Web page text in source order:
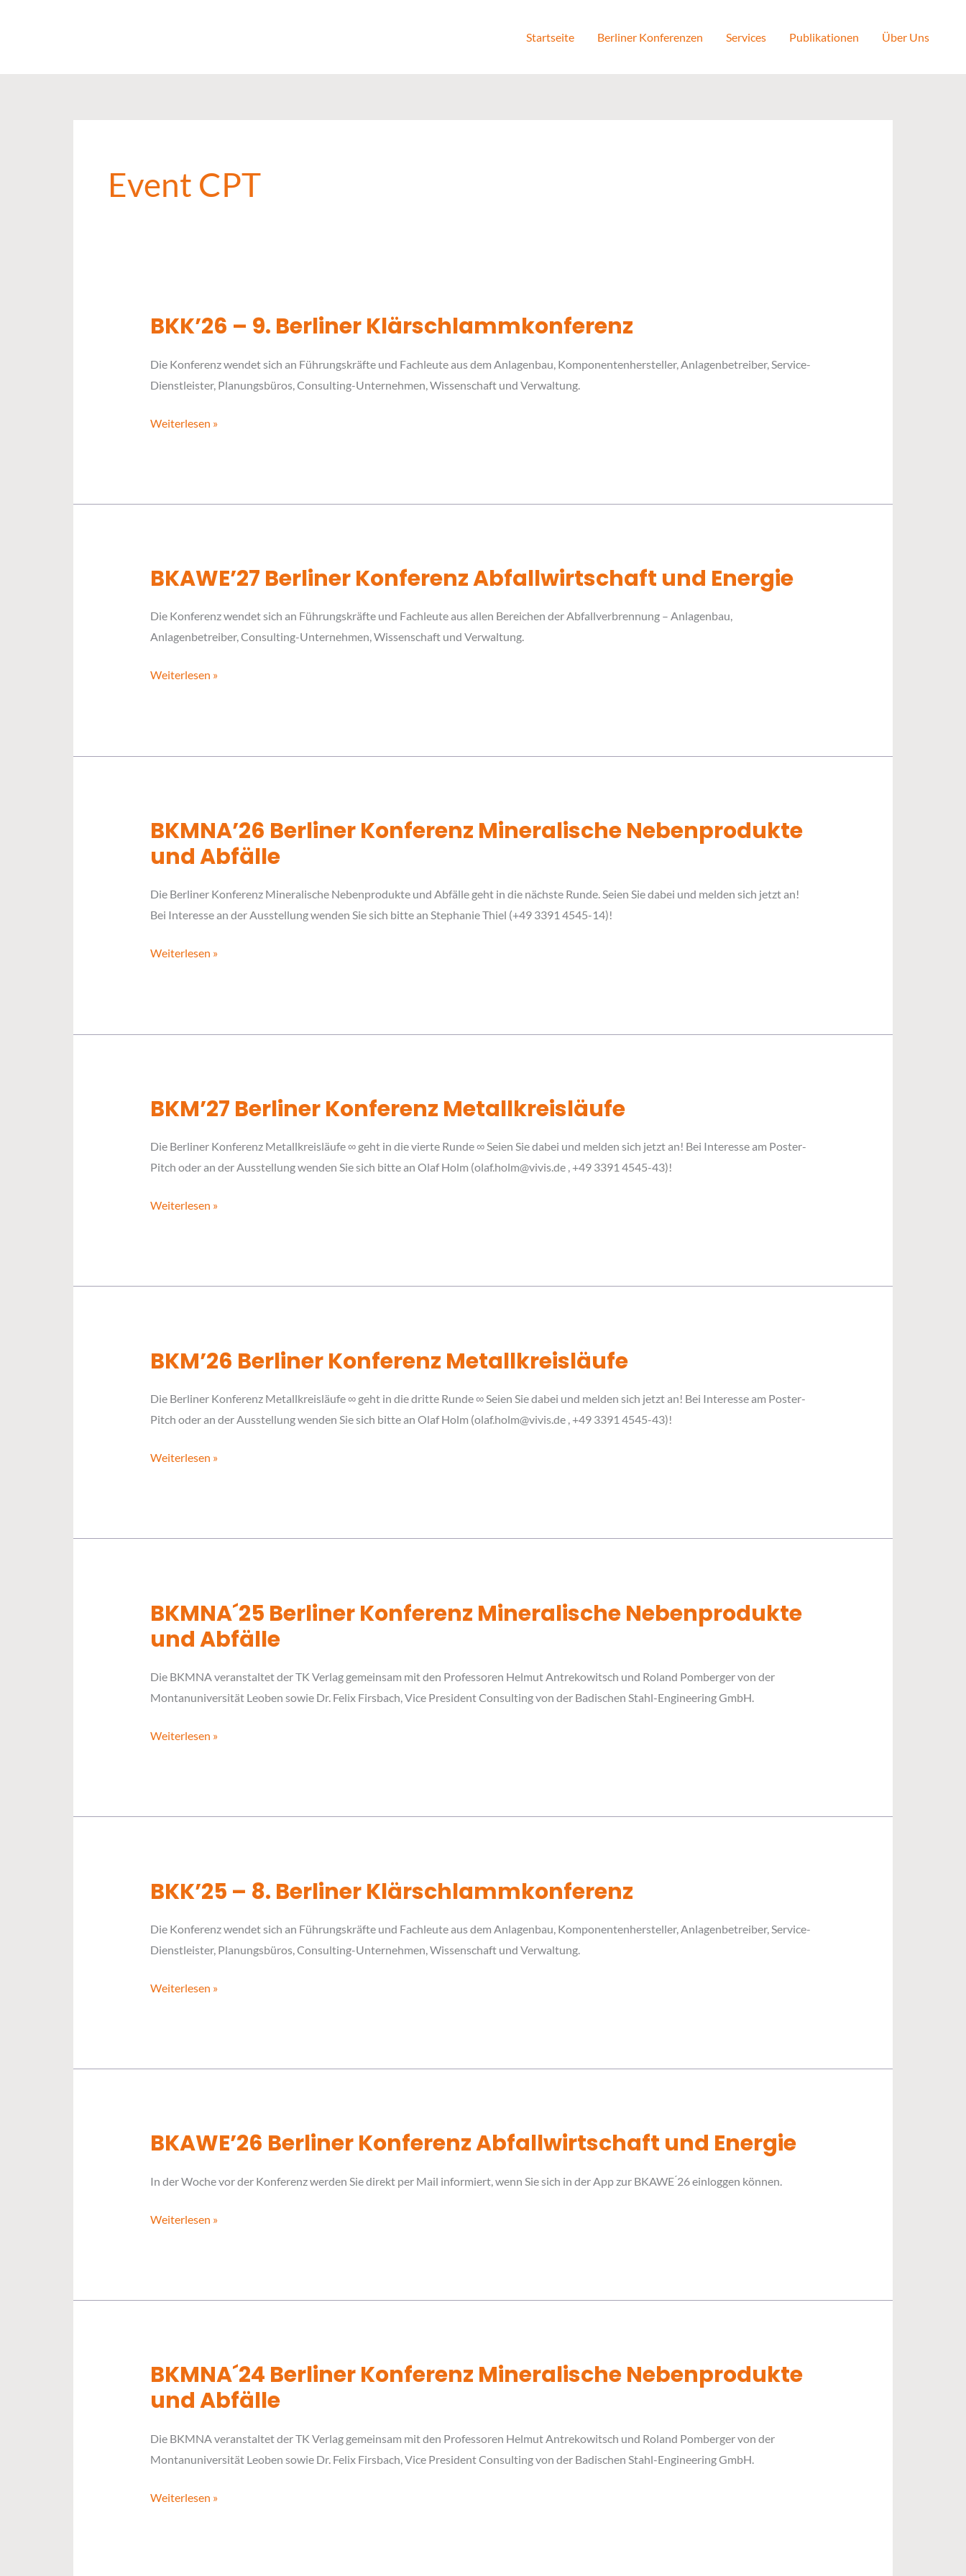
Startseite Berliner Konferenzen Services Publikationen Über Uns
Event CPT
BKK’26 – 9. Berliner Klärschlammkonferenz
Die Konferenz wendet sich an Führungskräfte und Fachleute aus dem Anlagenbau, Komponentenhersteller, Anlagenbetreiber, Service-
Dienstleister, Planungsbüros, Consulting-Unternehmen, Wissenschaft und Verwaltung.
BKK’26
9.
Berliner
Weiterlesen »
BKAWE’27 Berliner Konferenz Abfallwirtschaft und Energie
Die Konferenz wendet sich an Führungskräfte und Fachleute aus allen Bereichen der Abfallverbrennung – Anlagenbau,
Anlagenbetreiber, Consulting-Unternehmen, Wissenschaft und Verwaltung.
BKAWE’27
Konferenz
Abfallwirtschaft
Energie
Weiterlesen »
BKMNA’26 Berliner Konferenz Mineralische Nebenprodukte
und Abfälle
Die Berliner Konferenz Mineralische Nebenprodukte und Abfälle geht in die nächste Runde. Seien Sie dabei und melden sich jetzt an!
Bei Interesse an der Ausstellung wenden Sie sich bitte an Stephanie Thiel (+49 3391 4545-14)!
BKMNA’26
Berliner
Mineralische
Nebenprodukte
Abfälle
Weiterlesen »
BKM’27 Berliner Konferenz Metallkreisläufe
Die Berliner Konferenz Metallkreisläufe ∞ geht in die vierte Runde ∞ Seien Sie dabei und melden sich jetzt an! Bei Interesse am Poster-
Pitch oder an der Ausstellung wenden Sie sich bitte an Olaf Holm (olaf.holm@vivis.de , +49 3391 4545-43)!
BKM’27
Konferenz
Metallkreisläufe
Weiterlesen »
BKM’26 Berliner Konferenz Metallkreisläufe
Die Berliner Konferenz Metallkreisläufe ∞ geht in die dritte Runde ∞ Seien Sie dabei und melden sich jetzt an! Bei Interesse am Poster-
Pitch oder an der Ausstellung wenden Sie sich bitte an Olaf Holm (olaf.holm@vivis.de , +49 3391 4545-43)!
BKM’26
Konferenz
Metallkreisläufe
Weiterlesen »
BKMNA´25 Berliner Konferenz Mineralische Nebenprodukte
und Abfälle
Die BKMNA veranstaltet der TK Verlag gemeinsam mit den Professoren Helmut Antrekowitsch und Roland Pomberger von der
Montanuniversität Leoben sowie Dr. Felix Firsbach, Vice President Consulting von der Badischen Stahl-Engineering GmbH.
BKMNA
Konferenz
Mineralische
und
Weiterlesen »
BKK’25 – 8. Berliner Klärschlammkonferenz
Die Konferenz wendet sich an Führungskräfte und Fachleute aus dem Anlagenbau, Komponentenhersteller, Anlagenbetreiber, Service-
Dienstleister, Planungsbüros, Consulting-Unternehmen, Wissenschaft und Verwaltung.
BKK’25
8.
Berliner
Weiterlesen »
BKAWE’26 Berliner Konferenz Abfallwirtschaft und Energie
In der Woche vor der Konferenz werden Sie direkt per Mail informiert, wenn Sie sich in der App zur BKAWE ́26 einloggen können.
BKAWE’26
Konferenz
und
Weiterlesen »
BKMNA´24 Berliner Konferenz Mineralische Nebenprodukte
und Abfälle
Die BKMNA veranstaltet der TK Verlag gemeinsam mit den Professoren Helmut Antrekowitsch und Roland Pomberger von der
Montanuniversität Leoben sowie Dr. Felix Firsbach, Vice President Consulting von der Badischen Stahl-Engineering GmbH.
BKMNA
´24
Konferenz
Mineralische
und
Weiterlesen »